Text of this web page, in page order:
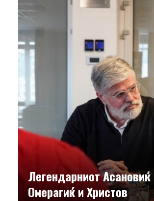
Легендарниот
Омерагиќ и Христов